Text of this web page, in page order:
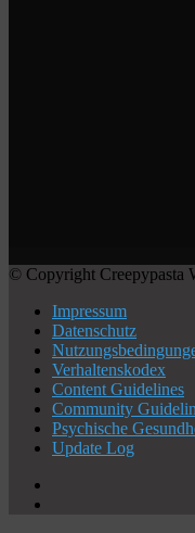
© Copyright Creepypasta
Impressum
Datenschutz
Verhaltenskodex
Content Guidelines
Community
Psychische
Update Log